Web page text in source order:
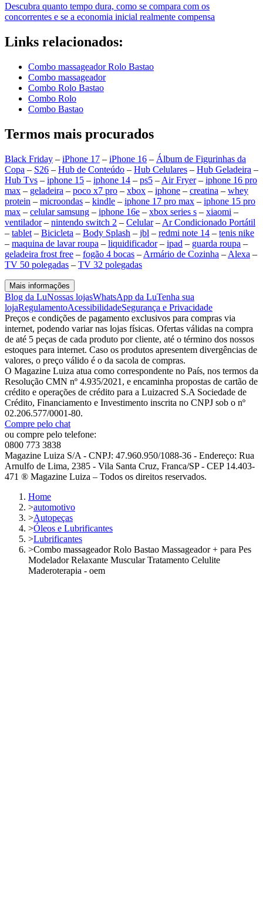
Descubra quanto tempo dura, como se compara com os
concorrentes e se a economia inicial realmente compensa
Links relacionados:
Combo massageador Rolo Bastao
Combo massageador
Combo Rolo Bastao
Combo Rolo
Combo Bastao
Termos mais procurados
Black Friday – iPhone 17 – iPhone 16 – Álbum de Figurinhas da
Copa – S26 – Hub de Conteúdo – Hub Celulares – Hub Geladeira –
Hub Tvs – iphone 15 – iphone 14 – ps5 – Air Fryer– iphone 16 pro
max – geladeira – poco x7 pro – xbox – iphone – creatina – whey
protein – microondas – kindle – iphone 17 pro max – iphone 15 pro
max – celular samsung – iphone 16e – xbox series s – xiaomi –
ventilador– nintendo switch 2 – Celular– Ar Condicionado Portátil
– tablet – Bicicleta – Body Splash – jbl – redmi note 14 – tenis nike
– maquina de lavar roupa – liquidificador– ipad – guarda roupa –
geladeira frost free – fogão 4 bocas – Armário de Cozinha – Alexa –
TV 50 polegadas – TV 32 polegadas
Mais informações
Blog da LuNossas lojasWhatsApp da LuTenha sua
lojaRegulamentoAcessibilidadeSegurança e Privacidade
Preços e condições de pagamento exclusivos para compras via
internet, podendo variar nas lojas físicas. Ofertas válidas na compra
de até 5 peças de cada produto por cliente, até o término dos nossos
estoques para internet. Caso os produtos apresentem divergências de
valores, o preço válido é o da sacola de compras.
O Magazine Luiza atua como correspondente no País, nos termos da
Resolução CMN nº 4.935/2021, e encaminha propostas de cartão de
crédito e operações de crédito para a Luizacred S.A Sociedade de
Crédito, Financiamento e Investimento inscrita no CNPJ sob o nº
02.206.577/0001-80.
Compre pelo chat
ou compre pelo telefone:
0800 773 3838
Magazine Luiza S/A - CNPJ: 47.960.950/1088-36 - Endereço: Rua
Arnulfo de Lima, 2385 - Vila Santa Cruz, Franca/SP - CEP 14.403-
471 ® Magazine Luiza – Todos os direitos reservados.
Home
>automotivo
>Autopeças
>Óleos e Lubrificantes
>Lubrificantes
>Combo massageador Rolo Bastao Massageador + para Pes
Modelador Relaxante Muscular Tratamento Celulite
Maderoterapia - oem